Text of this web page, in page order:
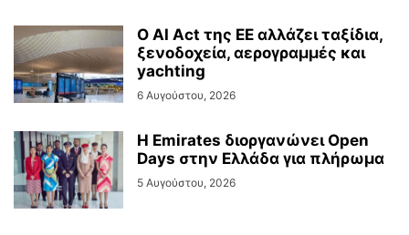
Ο AI Act της ΕΕ αλλάζει ταξίδια,
ξενοδοχεία, αερογραμμές και
yachting
6 Αυγούστου, 2026
Η Emirates διοργανώνει Open
Days στην Ελλάδα για πλήρωμα
5 Αυγούστου, 2026